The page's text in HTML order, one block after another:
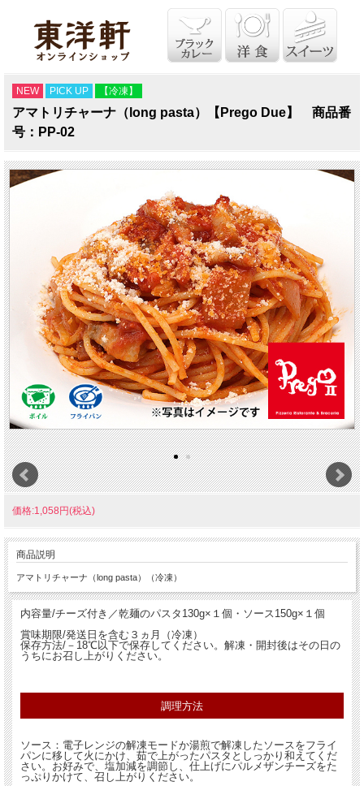
NEW PICK UP 【冷凍】
アマトリチャーナ（long pasta）【Prego Due】 商品番
号：PP-02
価格:1,058円(税込)
商品説明
アマトリチャーナ（long pasta）（冷凍）
内容量/チーズ付き／乾麺のパスタ130g×１個・ソース150g×１個
賞味期限/発送日を含む３ヵ月（冷凍）
保存方法/－18℃以下で保存してください。解凍・開封後はその日の
うちにお召し上がりください。
調理方法
ソース：電子レンジの解凍モードか湯煎で解凍したソースをフライ
パンに移して火にかけ、茹で上がったパスタとしっかり和えてくだ
さい。お好みで、塩加減を調節し、仕上げにパルメザンチーズをた
っぷりかけて、召し上がりください。